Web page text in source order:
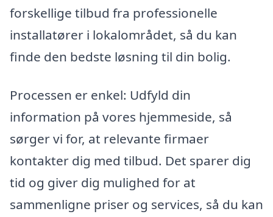
forskellige tilbud fra professionelle
installatører i lokalområdet, så du kan
finde den bedste løsning til din bolig.
Processen er enkel: Udfyld din
information på vores hjemmeside, så
sørger vi for, at relevante firmaer
kontakter dig med tilbud. Det sparer dig
tid og giver dig mulighed for at
sammenligne priser og services, så du kan